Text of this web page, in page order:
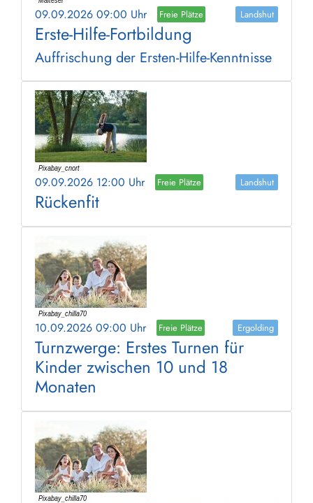
09.09.2026 09:00 Uhr Freie Plätze Landshut
Erste-Hilfe-Fortbildung
Auffrischung der Ersten-Hilfe-Kenntnisse
09.09.2026 12:00 Uhr Freie Plätze Landshut
Rückenfit
10.09.2026 09:00 Uhr Freie Plätze Ergolding
Turnzwerge: Erstes Turnen für
Kinder zwischen 10 und 18
Monaten